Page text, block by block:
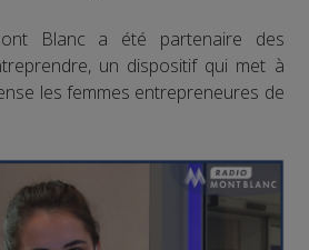
Blanc a été partenaire des
un dispositif qui met à
les femmes entrepreneures de